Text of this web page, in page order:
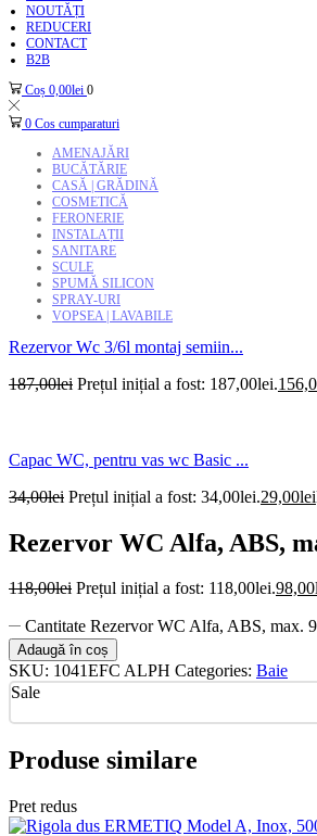
NOUTĂȚI
REDUCERI
CONTACT
B2B
Coș 0,00lei 0
0 Cos cumparaturi
AMENAJĂRI
BUCĂTĂRIE
CASĂ | GRĂDINĂ
COSMETICĂ
FERONERIE
INSTALAȚII
SANITARE
SCULE
SPUMĂ SILICON
SPRAY-URI
VOPSEA | LAVABILE
Rezervor Wc 3/6l montaj semiin...
187,00lei Prețul inițial a fost: 187,00lei.
Capac WC, pentru vas wc Basic ...
34,00lei Prețul inițial a fost: 34,00lei.29,00lei
Rezervor WC Alfa, ABS,
118,00lei Prețul inițial a fost: 118,00lei.98,00
Cantitate Rezervor WC Alfa, ABS, max.
Adaugă în coș
SKU: 1041EFC ALPH Categories: Baie
Sale
Produse similare
Pret redus